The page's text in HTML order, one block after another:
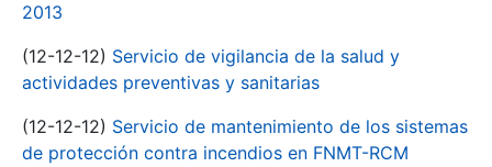
2013
(12-12-12) Servicio de vigilancia de la salud y
actividades preventivas y sanitarias
(12-12-12) Servicio de mantenimiento de los sistemas
de protección contra incendios en FNMT-RCM